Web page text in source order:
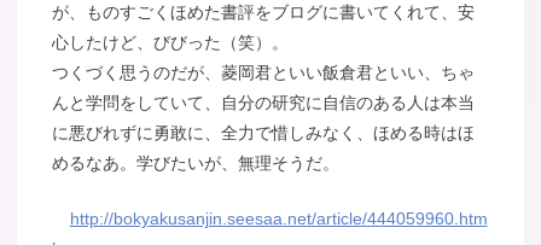
が、ものすごくほめた書評をブログに書いてくれて、安
心したけど、びびった（笑）。
つくづく思うのだが、菱岡君といい飯倉君といい、ちゃ
んと学問をしていて、自分の研究に自信のある人は本当
に悪びれずに勇敢に、全力で惜しみなく、ほめる時はほ
めるなあ。学びたいが、無理そうだ。
http://bokyakusanjin.seesaa.net/article/444059960.htm